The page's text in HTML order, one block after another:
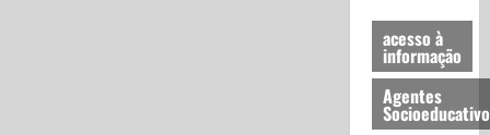
acesso à
informação
Agentes